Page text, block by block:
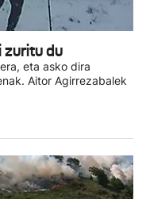
du
eta asko dira
Aitor Agirrezabalek